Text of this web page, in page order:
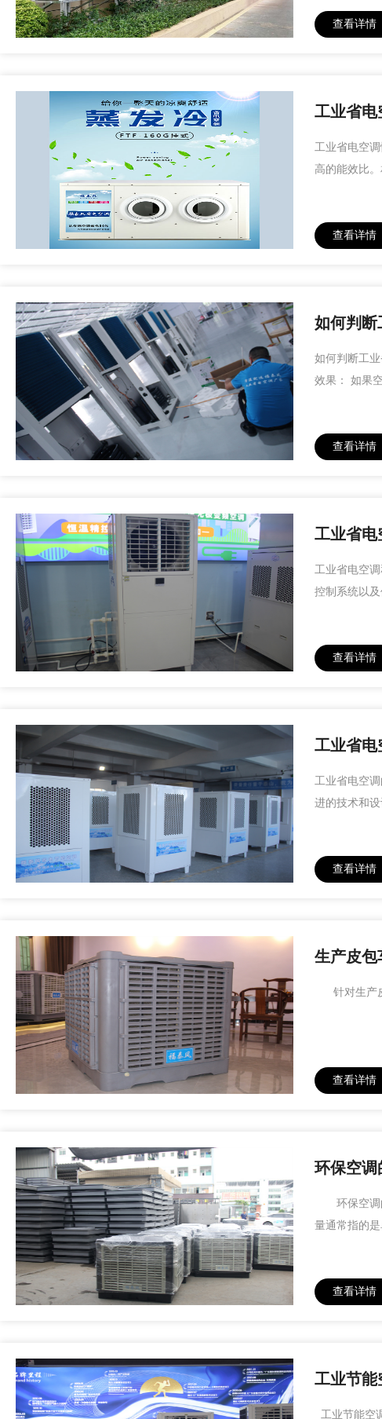
查看详情
工业省电
工业省电空
高的能效比
查看详情
如何判断
如何判断工
效果： 如果
查看详情
工业省电
工业省电空
控制系统以
查看详情
工业省电
工业省电空
进的技术和
查看详情
生产皮包
针对生产皮
查看详情
环保空调
环保空调的
量通常指的
查看详情
工业节能
工业节能空